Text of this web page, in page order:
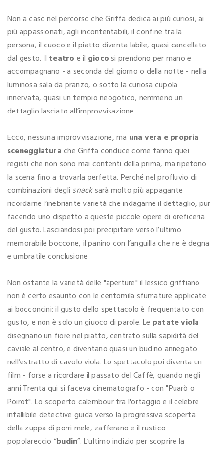
Non a caso nel percorso che Griffa dedica ai più curiosi, ai
più appassionati, agli incontentabili, il confine tra la
persona, il cuoco e il piatto diventa labile, quasi cancellato
dal gesto. Il teatro e il giocosi prendono per mano e
accompagnano - a seconda del giorno o della notte - nella
luminosa sala da pranzo, o sotto la curiosa cupola
innervata, quasi un tempio neogotico, nemmeno un
dettaglio lasciato all’improvvisazione.
Ecco, nessuna improvvisazione, ma una vera e propria
sceneggiaturache Griffa conduce come fanno quei
registi che non sono mai contenti della prima, ma ripetono
la scena fino a trovarla perfetta. Perché nel profluvio di
combinazioni degli snacksarà molto più appagante
ricordarne l’inebriante varietà che indagarne il dettaglio, pur
facendo uno dispetto a queste piccole opere di oreficeria
del gusto. Lasciandosi poi precipitare verso l’ultimo
memorabile boccone, il panino con l’anguilla che ne è degna
e umbratile conclusione.
Non ostante la varietà delle "aperture" il lessico griffiano
non è certo esaurito con le centomila sfumature applicate
ai bocconcini: il gusto dello spettacolo è frequentato con
gusto, e non è solo un giuoco di parole. Le patate viola
disegnano un fiore nel piatto, centrato sulla sapidità del
caviale al centro, e diventano quasi un budino annegato
nell’estratto di cavolo viola. Lo spettacolo poi diventa un
film - forse a ricordare il passato del Caffè, quando negli
anni Trenta qui si faceva cinematografo - con "Puarò o
Poirot". Lo scoperto calembour tra l'ortaggio e il celebre
infallibile detective guida verso la progressiva scoperta
della zuppa di porri mele, zafferano e il rustico
popolareccio “budin”. L’ultimo indizio per scoprire la